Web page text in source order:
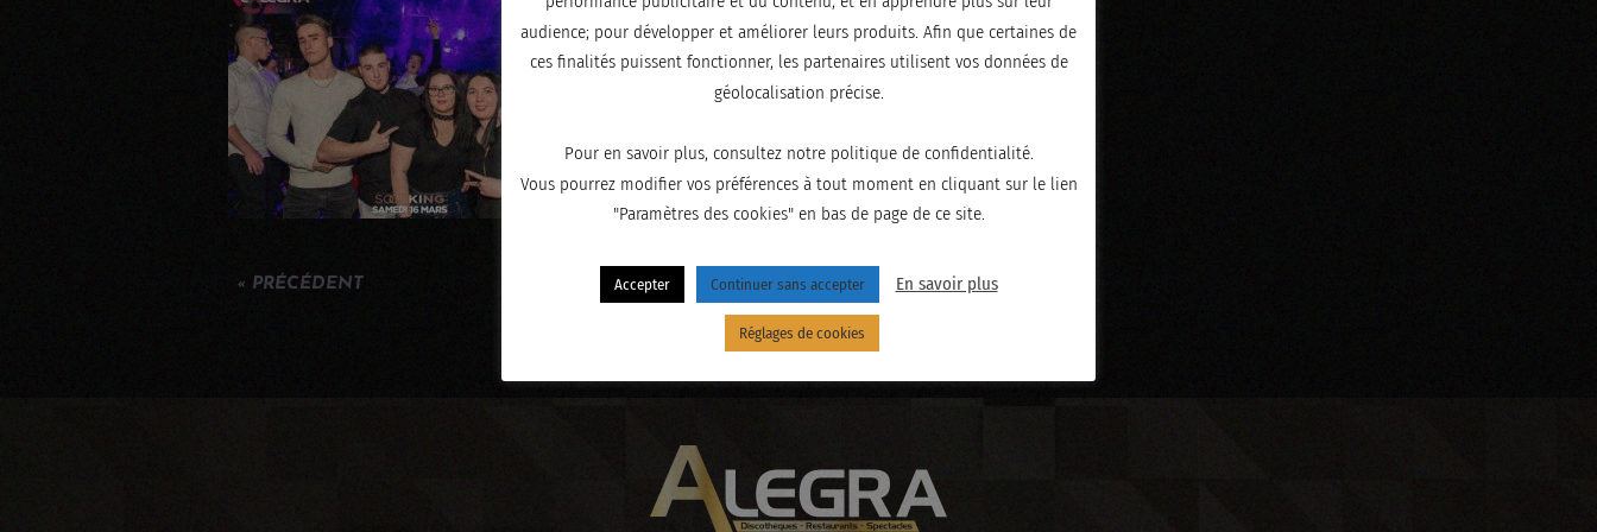
« PRÉCÉDENT
audience; pour développer et améliorer leurs produits. Afin que certaines de
ces finalités puissent fonctionner, les partenaires utilisent vos données de
géolocalisation précise.
Pour en savoir plus, consultez notre politique de confidentialité.
Vous pourrez modifier vos préférences à tout moment en cliquant sur le lien
"Paramètres des cookies" en bas de page de ce site.
Accepter Continuer sans accepter En savoir plus
Réglages de cookies